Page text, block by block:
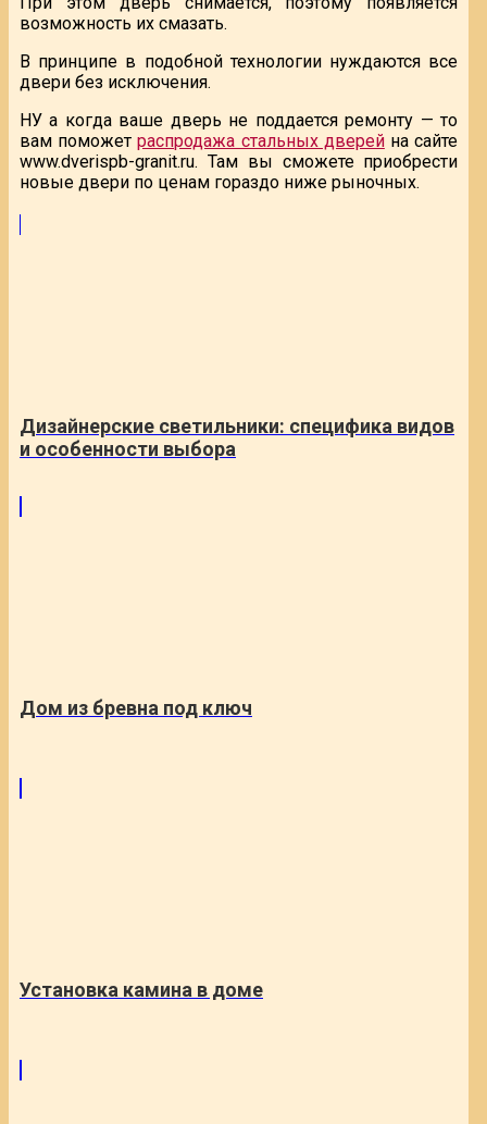
возможность их смазать.
В принципе в подобной технологии нуждаются все
двери без исключения.
НУ а когда ваше дверь не поддается ремонту — то
вам поможетраспродажа стальных дверейна сайте
www.dverispb-granit.ru. Там вы сможете приобрести
новые двери по ценам гораздо ниже рыночных.
Дизайнерские светильники: специфика видов
и особенности выбора
Дом из бревна под ключ
Установка камина в доме